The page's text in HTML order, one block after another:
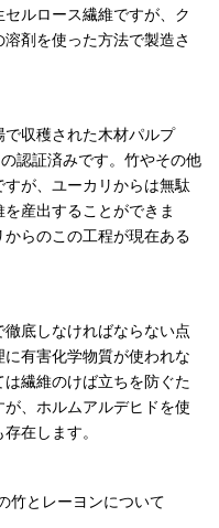
ルロース繊維ですが、ク
剤を使った方法で製造さ
収穫された木材パルプ
認証済みです。竹やその他
が、ユーカリからは無駄
産出することができま
らのこの工程が現在ある
底しなければならない点
有害化学物質が使われな
繊維のけば立ちを防ぐた
、ホルムアルデヒドを使
在します。
竹とレーヨンについて